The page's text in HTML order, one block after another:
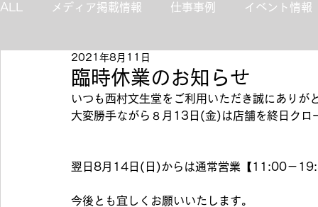
ALL メディア掲載情報 仕事事例 イベント情報
臨時休業のお知らせ
2021年8月11日
いつも西村文生堂をご利用いただき誠にありが
大変勝手ながら８月13日(金)は店舗を終日クロ
翌日8月14日(日)からは通常営業【11:00－
今後とも宜しくお願いいたします。